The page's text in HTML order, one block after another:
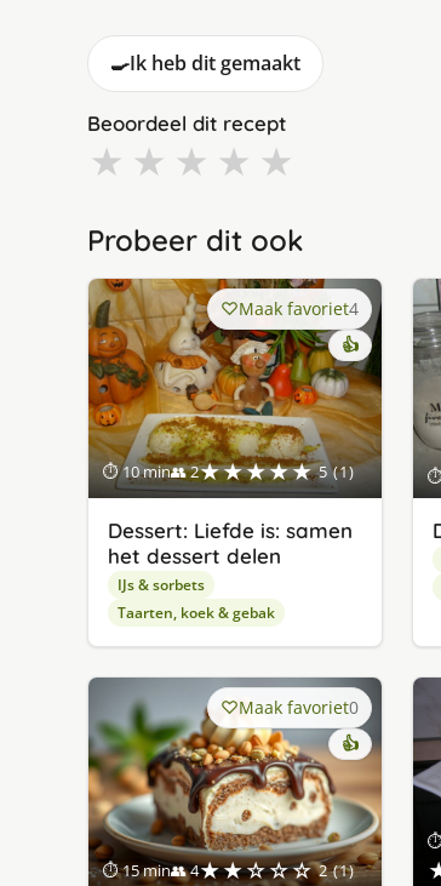
🍳Ik heb dit gemaakt
Beoordeel dit recept
★ ★ ★ ★ ★
Probeer dit ook
⏱ 10 min👥 2★★★★★ 5 (1)
Maak favoriet4
👍
Dessert: Liefde is: samen
het dessert delen
IJs & sorbets
Taarten, koek & gebak
⏱
⏱ 15 min👥 4★★☆☆☆ 2 (1)
Maak favoriet0
👍
⏱